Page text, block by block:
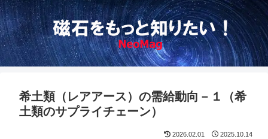
希土類（レアアース）の需給動向－１（希
土類のサプライチェーン）
2026.02.01 2025.10.14